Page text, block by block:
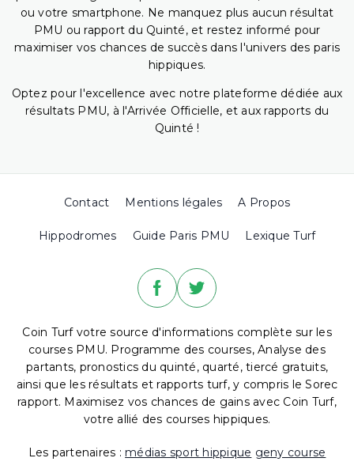
ou votre smartphone. Ne manquez plus aucun résultat
PMU ou rapport du Quinté, et restez informé pour
maximiser vos chances de succès dans l'univers des paris
hippiques.
Optez pour l'excellence avec notre plateforme dédiée aux
résultats PMU, à l'Arrivée Officielle, et aux rapports du
Quinté !
Contact Mentions légales A Propos
Hippodromes Guide Paris PMU Lexique Turf
Coin Turf votre source d'informations complète sur les
courses PMU. Programme des courses, Analyse des
partants, pronostics du quinté, quarté, tiercé gratuits,
ainsi que les résultats et rapports turf, y compris le Sorec
rapport. Maximisez vos chances de gains avec Coin Turf,
votre allié des courses hippiques.
Les partenaires : médias sport hippique geny course